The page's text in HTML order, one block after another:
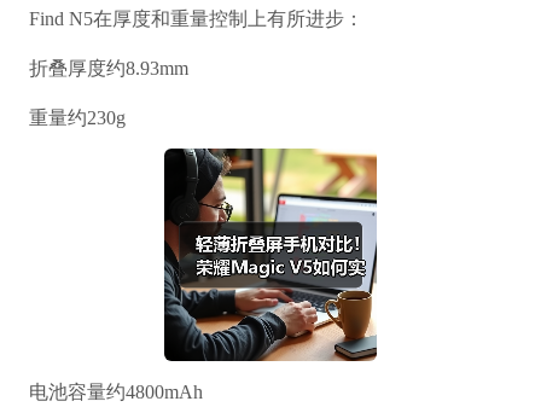
Find N5在厚度和重量控制上有所进步：
折叠厚度约8.93mm
重量约230g
电池容量约4800mAh